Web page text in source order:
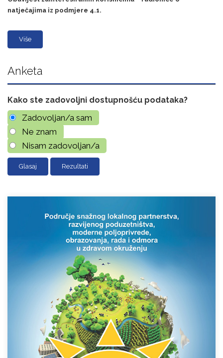
natječajima iz podmjere 4.1.
Više
Anketa
Kako ste zadovoljni dostupnošću podataka?
Zadovoljan/a sam
Ne znam
Nisam zadovoljan/a
Rezultati